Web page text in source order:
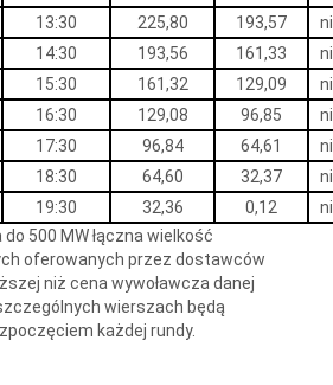
13:30 225,80 193,57
14:30 193,56 161,33
15:30 161,32 129,09
16:30 129,08 96,85
17:30 96,84 64,61
18:30 64,60 32,37
19:30 32,36 0,12
500 MW łączna wielkość
oferowanych przez dostawców
niż cena wywoławcza danej
wierszach będą
każdej rundy.